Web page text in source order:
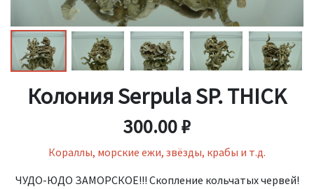
Колония Serpula SP. THICK
300.00 ₽
Кораллы, морские ежи, звёзды, крабы и т.д.
ЧУДО-ЮДО ЗАМОРСКОЕ!!! Скопление кольчатых червей!